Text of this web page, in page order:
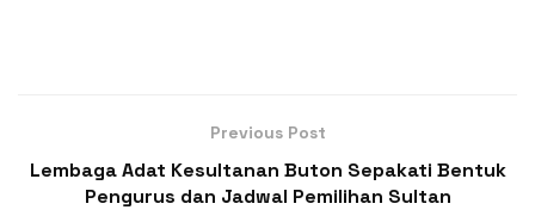
Previous Post
Lembaga Adat Kesultanan Buton Sepakati Bentuk
Pengurus dan Jadwal Pemilihan Sultan